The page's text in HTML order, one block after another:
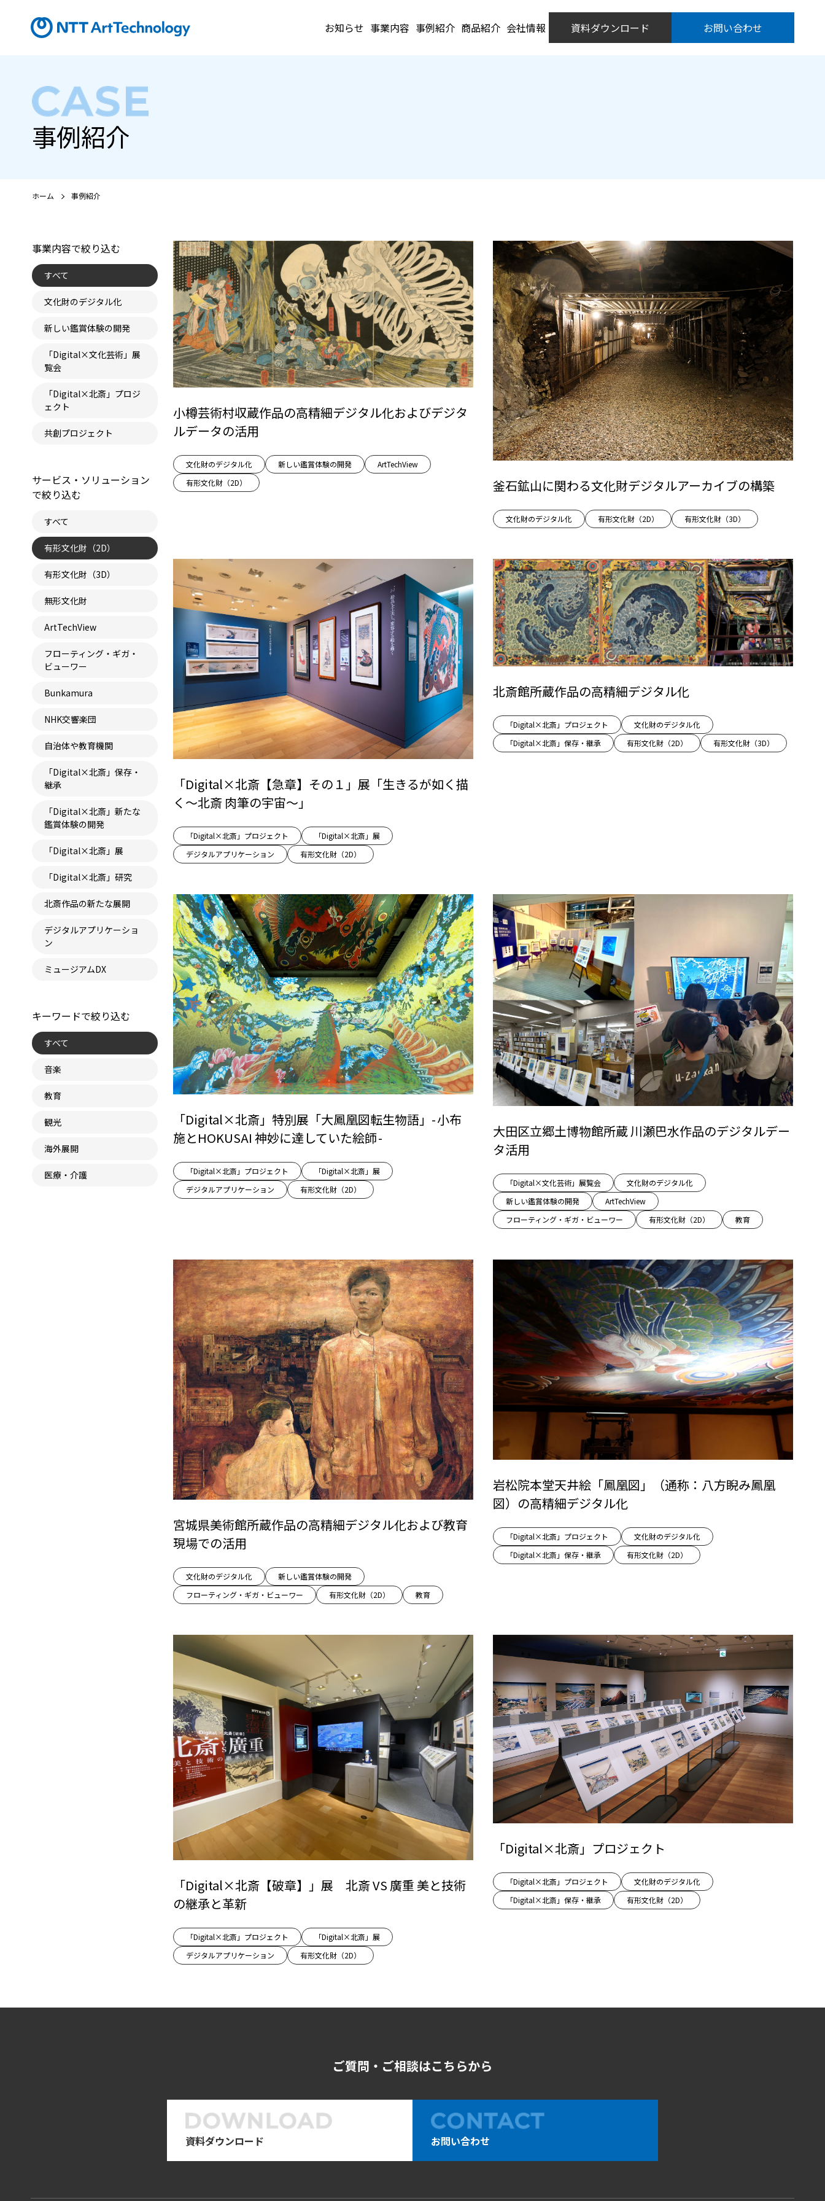
お知らせ 事業内容 事例紹介 商品紹介 会社情報 資料ダウンロード お問い合わせ
事例紹介
ホーム 事例紹介
事業内容で絞り込む
すべて
文化財のデジタル化
新しい鑑賞体験の開発
「Digital×文化芸術」展
覧会
「Digital×北斎」プロジ
ェクト
共創プロジェクト
サービス・ソリューション
で絞り込む
すべて
有形文化財（2D）
有形文化財（3D）
無形文化財
ArtTechView
フローティング・ギガ・
ビューワー
Bunkamura
NHK交響楽団
自治体や教育機関
「Digital×北斎」保存・
継承
「Digital×北斎」新たな
鑑賞体験の開発
「Digital×北斎」展
「Digital×北斎」研究
北斎作品の新たな展開
デジタルアプリケーショ
ン
ミュージアムDX
キーワードで絞り込む
すべて
音楽
教育
観光
海外展開
医療・介護
小樽芸術村収蔵作品の高精細デジタル化およびデジタ
ルデータの活用
文化財のデジタル化 新しい鑑賞体験の開発
ArtTechView
有形文化財（2D）
釜石鉱山に関わる文化財デジタルアーカイブの構築
文化財のデジタル化 有形文化財（2D） 有形文化財（3D）
「Digital×北斎【急章】その１」展「生きるが如く描
く～北斎 肉筆の宇宙～」
「Digital×北斎」プロジェクト
「Digital×北斎」展
デジタルアプリケーション
有形文化財（2D）
北斎館所蔵作品の高精細デジタル化
「Digital×北斎」プロジェクト
文化財のデジタル化
「Digital×北斎」保存・継承
有形文化財（2D） 有形文化財（3D）
「Digital×北斎」特別展「大鳳凰図転生物語」- 小布
施とHOKUSAI 神妙に達していた絵師 -
「Digital×北斎」プロジェクト
「Digital×北斎」展
デジタルアプリケーション
有形文化財（2D）
大田区立郷土博物館所蔵 川瀬巴水作品のデジタルデー
タ活用
「Digital×文化芸術」展覧会
文化財のデジタル化
新しい鑑賞体験の開発
ArtTechView
フローティング・ギガ・ビューワー
有形文化財（2D） 教育
宮城県美術館所蔵作品の高精細デジタル化および教育
現場での活用
文化財のデジタル化
新しい鑑賞体験の開発
フローティング・ギガ・ビューワー
有形文化財（2D） 教育
岩松院本堂天井絵「鳳凰図」（通称：八方睨み鳳凰
図）の高精細デジタル化
「Digital×北斎」プロジェクト
文化財のデジタル化
「Digital×北斎」保存・継承
有形文化財（2D）
「Digital×北斎【破章】」展 北斎 VS 廣重 美と技術
の継承と革新
「Digital×北斎」プロジェクト
「Digital×北斎」展
デジタルアプリケーション
有形文化財（2D）
「Digital×北斎」プロジェクト
「Digital×北斎」プロジェクト
文化財のデジタル化
「Digital×北斎」保存・継承
有形文化財（2D）
ご質問・ご相談はこちらから
資料ダウンロード お問い合わせ